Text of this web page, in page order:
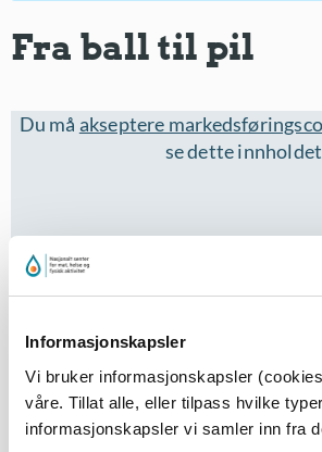
Informasjonskapsler
Vi bruker informasjonskapsler
våre. Tillat alle, eller tilpass hvilke typer
informasjonskapsler vi samler inn fra
Fra ball til pil
Du må akseptere
se dette innholdet
Eleven puster godt inn og prøver
ball. Deretter strekker eleven